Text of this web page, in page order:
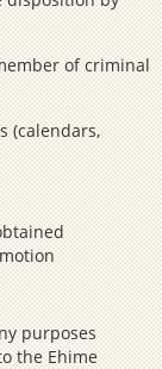
of criminal
(calendars,
purposes
the Ehime